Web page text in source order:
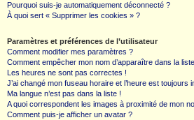
Pourquoi suis-je automatiquement déconnecté ?
À quoi sert « Supprimer les cookies » ?
Paramètres et préférences de l’utilisateur
Comment modifier mes paramètres ?
Comment empêcher mon nom d’apparaître dans la
Les heures ne sont pas correctes !
J’ai changé mon fuseau horaire et l’heure est toujours
Ma langue n’est pas dans la liste !
A quoi correspondent les images à proximité de mon
Comment puis-je afficher un avatar ?